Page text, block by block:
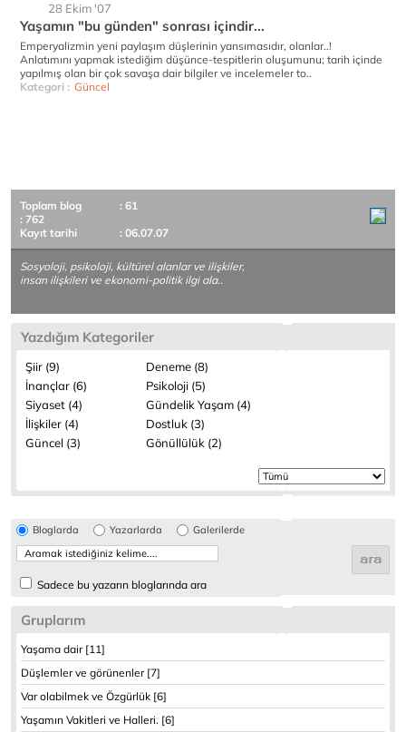
28 Ekim '07
Yaşamın "bu günden" sonrası içindir...
Emperyalizmin yeni paylaşım düşlerinin yansımasıdır, olanlar..!
Anlatımını yapmak istediğim düşünce-tespitlerin oluşumunu; tarih içinde
yapılmış olan bir çok savaşa dair bilgiler ve incelemeler to..
Kategori : Güncel
Toplam blog
: 61
: 762
Kayıt tarihi
: 06.07.07
Sosyoloji, psikoloji, kültürel alanlar ve ilişkiler,
insan ilişkileri ve ekonomi-politik ilgi ala..
Yazdığım Kategoriler
Şiir (9)
Deneme (8)
İnançlar (6)
Psikoloji (5)
Siyaset (4)
Gündelik Yaşam (4)
İlişkiler (4)
Dostluk (3)
Güncel (3)
Gönüllülük (2)
Bloglarda Yazarlarda Galerilerde
Sadece bu yazarın bloglarında ara
Gruplarım
Yaşama dair [11]
Düşlemler ve görünenler [7]
Var olabilmek ve Özgürlük [6]
Yaşamın Vakitleri ve Halleri. [6]